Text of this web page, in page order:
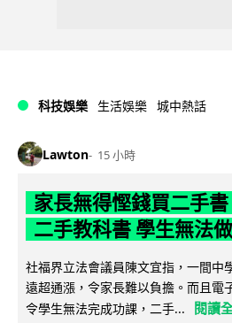
科技娛樂 生活娛樂 城中熱話
Lawton 15 小時
家長無得慳錢買二手
二手教科書 學生無法
社福界立法會議員陳文宜指，一間中
遠超通漲，令家長難以負擔。而且電
令學生無法完成功課，二手...
閱讀